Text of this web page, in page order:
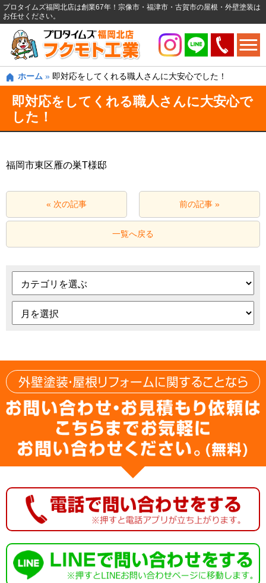
プロタイムズ福岡北店は創業67年！宗像市・福津市・古賀市の屋根・外壁塗装は
お任せください。
ホーム » 即対応をしてくれる職人さんに大安心でした！
即対応をしてくれる職人さんに大安心で
した！
福岡市東区雁の巣T様邸
« 次の記事 前の記事 »
一覧へ戻る